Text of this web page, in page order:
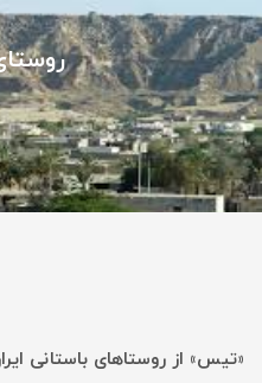
«تیس» از روستاهای باستانی